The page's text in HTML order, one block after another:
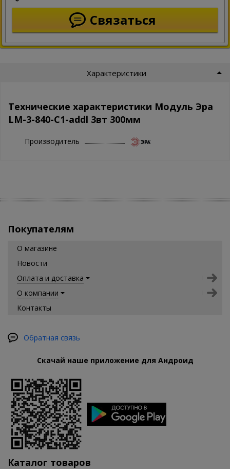
Связаться
Характеристики
Технические характеристики Модуль Эра
LM-3-840-C1-addl 3вт 300мм
Производитель
Покупателям
О магазине
Новости
Оплата и доставка
О компании
Контакты
Обратная связь
Скачай наше приложение для Андроид
Каталог товаров